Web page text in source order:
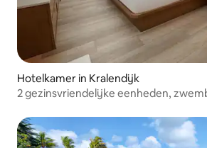
Hotelkamer in Kralendijk
2 gezinsvriendelijke eenheden,